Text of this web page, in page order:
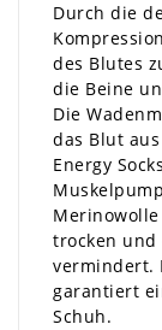
Durch die
des Blutes
die Beine
Die
das Blut
Energy
trocken und
vermindert.
garantiert
Schuh.